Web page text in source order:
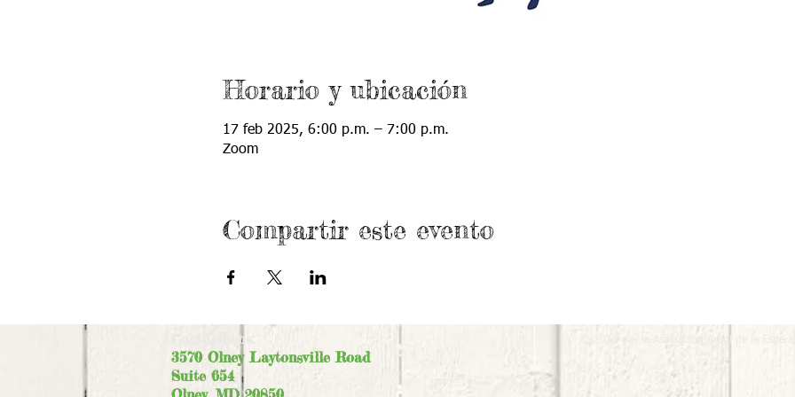
Horario y ubicación
17 feb 2025, 6:00 p.m. – 7:00 p.m.
Zoom
Compartir este evento
Contáctenos:
3570 Olney Laytonsville Road
Suite 654